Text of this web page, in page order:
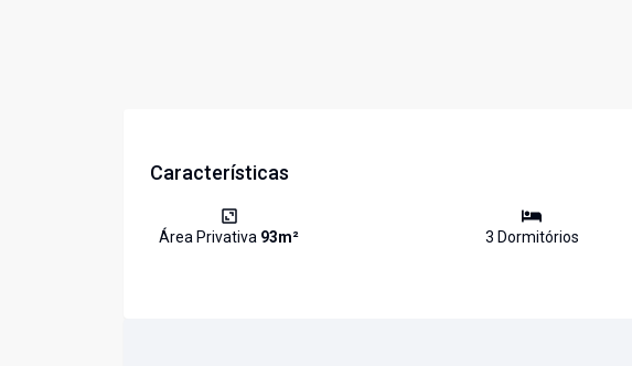
Características
Área Privativa 93m² 3 Dormitórios